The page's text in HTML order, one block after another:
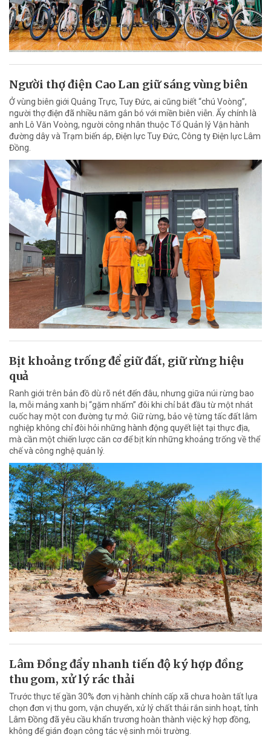
Người thợ điện Cao Lan giữ sáng vùng biên
Ở vùng biên giới Quảng Trực, Tuy Đức, ai cũng biết “chú Voòng”,
người thợ điện đã nhiều năm gắn bó với miền biên viễn. Ấy chính là
anh Lô Văn Voòng, người công nhân thuộc Tổ Quản lý Vận hành
đường dây và Trạm biến áp, Điện lực Tuy Đức, Công ty Điện lực Lâm
Đồng.
Bịt khoảng trống để giữ đất, giữ rừng hiệu
quả
Ranh giới trên bản đồ dù rõ nét đến đâu, nhưng giữa núi rừng bao
la, mỗi mảng xanh bị “gặm nhấm” đôi khi chỉ bắt đầu từ một nhát
cuốc hay một con đường tự mở. Giữ rừng, bảo vệ từng tấc đất lâm
nghiệp không chỉ đòi hỏi những hành động quyết liệt tại thực địa,
mà cần một chiến lược căn cơ để bịt kín những khoảng trống về thể
chế và công nghệ quản lý.
Lâm Đồng đẩy nhanh tiến độ ký hợp đồng
thu gom, xử lý rác thải
Trước thực tế gần 30% đơn vị hành chính cấp xã chưa hoàn tất lựa
chọn đơn vị thu gom, vận chuyển, xử lý chất thải rắn sinh hoạt, tỉnh
Lâm Đồng đã yêu cầu khẩn trương hoàn thành việc ký hợp đồng,
không để gián đoạn công tác vệ sinh môi trường.